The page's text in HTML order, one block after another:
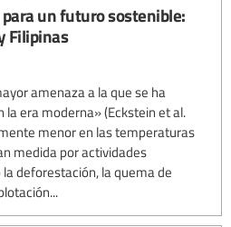
un futuro sostenible:
Filipinas
amenaza a la que se ha
era moderna» (Eckstein et al.
menor en las temperaturas
medida por actividades
deforestación, la quema de